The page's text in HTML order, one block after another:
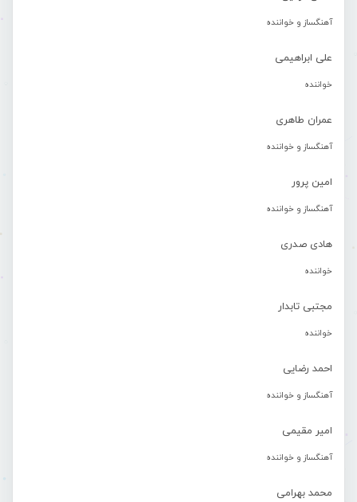
آهنگساز و خواننده
علی ابراهیمی
خواننده
عمران طاهری
آهنگساز و خواننده
امین پرور
آهنگساز و خواننده
هادی صدری
خواننده
مجتبی تابدار
خواننده
احمد رضایی
آهنگساز و خواننده
امیر مقیمی
آهنگساز و خواننده
محمد بهرامی